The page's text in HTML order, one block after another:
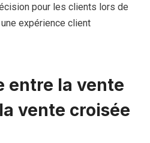
pour les clients lors de
expérience client
entre la vente
vente croisée